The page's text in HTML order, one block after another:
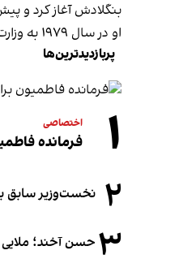
بنگلادش آغاز کرد و
او در سال ۱۹۷۹ به وزارت خارجه بنگلادش پیوست. او همچنین در نیویارک و ژنو سمت‌های ارشد متعددی را در سازمان ملل متحد بر عهده داشته است.
پربازدیدترین‌ها
۱ اختصاصی
فرمانده
۲ نخست‌وزیر سابق
۳ حسن آخند؛ ملایی